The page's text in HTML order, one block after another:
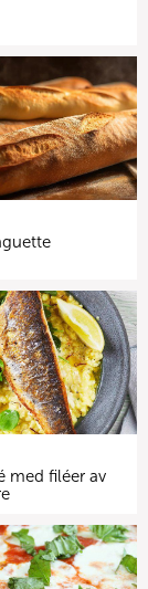
med filéer av